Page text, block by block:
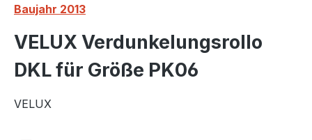
Baujahr 2013
VELUX Verdunkelungsrollo
DKL für Größe PK06
VELUX